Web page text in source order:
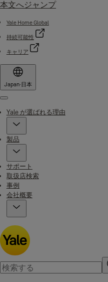
本文へジャンプ
Yale Home Global
持続可能性
キャリア
Japan· 日本
Menu
Yale が選ばれる理由
製品
サポート
取扱店検索
事例
会社概要